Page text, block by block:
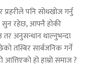
पनि सोधखोज गर्नु
सुन रहेछ, आफ्नै होकी
तर अनुसन्धान थाल्नुभन्दा
तस्बिर सार्बजनिक गर्ने
हो हाम्रो समाज ?